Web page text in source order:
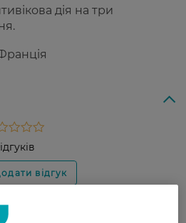
дія на три